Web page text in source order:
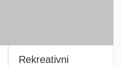
Rekreativni